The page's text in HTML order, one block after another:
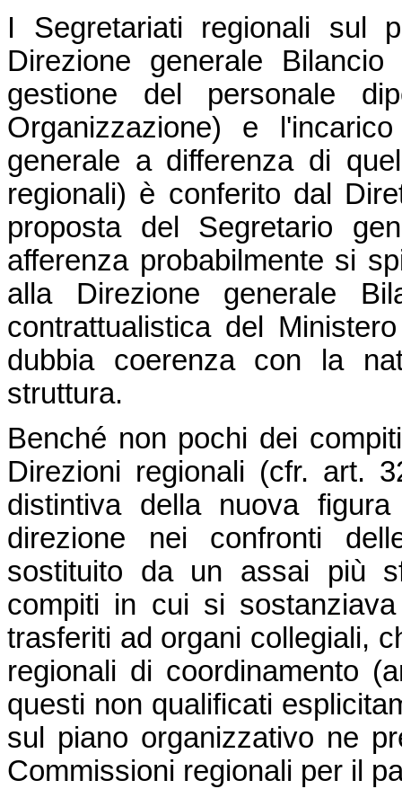
I Segretariati regionali sul
Direzione generale
gestione del personale
Organizzazione) e
generale a differenza di
regionali) è conferito dal
proposta del Segretario
afferenza probabilmente si
alla Direzione generale
contrattualistica del
dubbia coerenza con la
struttura.
Benché non pochi dei
Direzioni regionali (cfr. art.
distintiva della nuova
direzione nei confronti
sostituito da un assai più
compiti in cui si
trasferiti ad organi collegiali,
regionali di coordinamento
questi non qualificati
sul piano organizzativo ne
Commissioni regionali per il